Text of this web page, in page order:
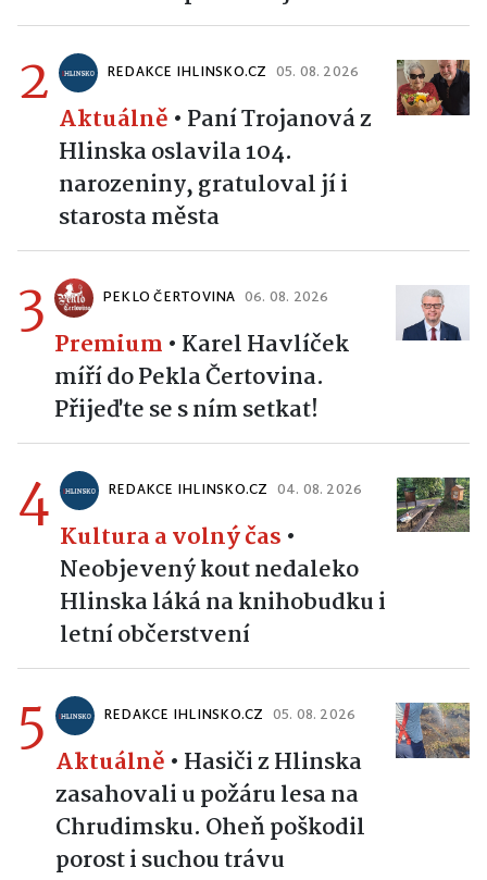
2 REDAKCE IHLINSKO.CZ 05. 08. 2026
Aktuálně • Paní Trojanová z
Hlinska oslavila 104.
narozeniny, gratuloval jí i
starosta města
3 PEKLO ČERTOVINA 06. 08. 2026
Premium • Karel Havlíček
míří do Pekla Čertovina.
Přijeďte se s ním setkat!
4 REDAKCE IHLINSKO.CZ 04. 08. 2026
Kultura a volný čas •
Neobjevený kout nedaleko
Hlinska láká na knihobudku i
letní občerstvení
5 REDAKCE IHLINSKO.CZ 05. 08. 2026
Aktuálně • Hasiči z Hlinska
zasahovali u požáru lesa na
Chrudimsku. Oheň poškodil
porost i suchou trávu